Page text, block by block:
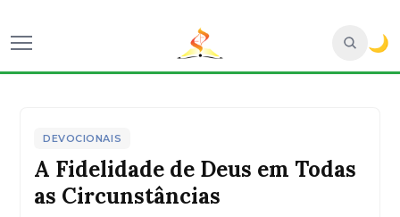
🌙
DEVOCIONAIS
A Fidelidade de Deus em Todas
as Circunstâncias